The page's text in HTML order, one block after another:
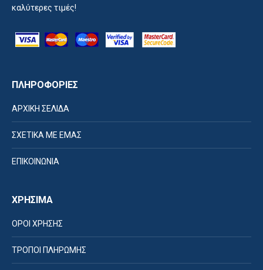
καλύτερες τιμές!
ΠΛΗΡΟΦΟΡΙΕΣ
ΑΡΧΙΚΗ ΣΕΛΙΔΑ
ΣΧΕΤΙΚΑ ΜΕ ΕΜΑΣ
ΕΠΙΚΟΙΝΩΝΙΑ
ΧΡΗΣΙΜΑ
ΟΡΟΙ ΧΡΗΣΗΣ
ΤΡΟΠΟΙ ΠΛΗΡΩΜΗΣ